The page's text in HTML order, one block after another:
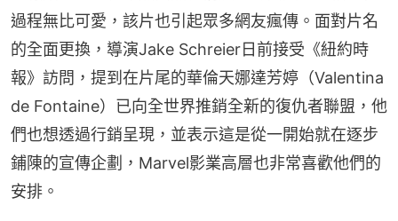
過程無比可愛，該片也引起眾多網友瘋傳。面對片名
的全面更換，導演Jake Schreier日前接受《紐約時
報》訪問，提到在片尾的華倫天娜達芳婷（Valentina
de Fontaine）已向全世界推銷全新的復仇者聯盟，他
們也想透過行銷呈現，並表示這是從一開始就在逐步
鋪陳的宣傳企劃，Marvel影業高層也非常喜歡他們的
安排。